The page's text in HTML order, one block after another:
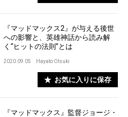
『マッドマックス2』が与える後世
への影響と、英雄神話から読み解
く“ヒットの法則”とは
2020.09.05 Hayato Otsuki
お気に入りに保存
『マッドマックス』監督ジョージ・